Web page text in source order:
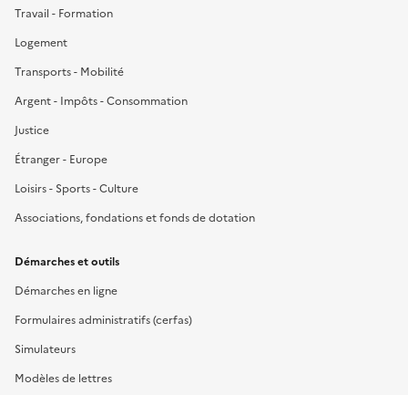
Travail - Formation
Logement
Transports - Mobilité
Argent - Impôts - Consommation
Justice
Étranger - Europe
Loisirs - Sports - Culture
Associations, fondations et fonds de dotation
Démarches et outils
Démarches en ligne
Formulaires administratifs (cerfas)
Simulateurs
Modèles de lettres